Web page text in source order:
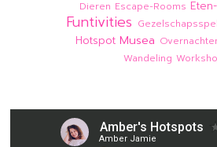
Dieren Escape-Rooms
Funtivities
Hotspot Musea
Wandeling